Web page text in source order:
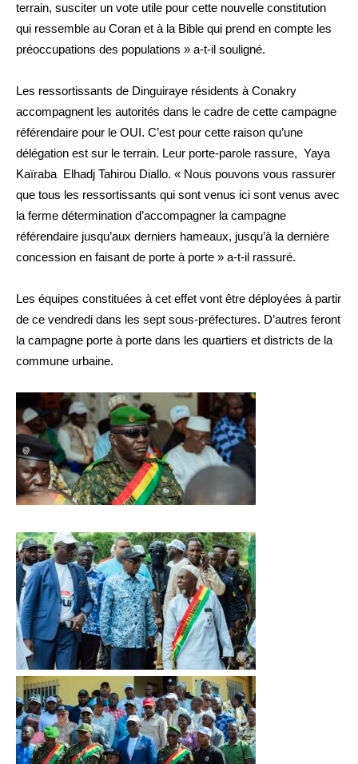
terrain, susciter un vote utile pour cette nouvelle constitution
qui ressemble au Coran et à la Bible qui prend en compte les
préoccupations des populations » a-t-il souligné.
Les ressortissants de Dinguiraye résidents à Conakry
accompagnent les autorités dans le cadre de cette campagne
référendaire pour le OUI. C’est pour cette raison qu’une
délégation est sur le terrain. Leur porte-parole rassure, Yaya
Kaïraba Elhadj Tahirou Diallo. « Nous pouvons vous rassurer
que tous les ressortissants qui sont venus ici sont venus avec
la ferme détermination d’accompagner la campagne
référendaire jusqu’aux derniers hameaux, jusqu’à la dernière
concession en faisant de porte à porte » a-t-il rassuré.
Les équipes constituées à cet effet vont être déployées à partir
de ce vendredi dans les sept sous-préfectures. D’autres feront
la campagne porte à porte dans les quartiers et districts de la
commune urbaine.